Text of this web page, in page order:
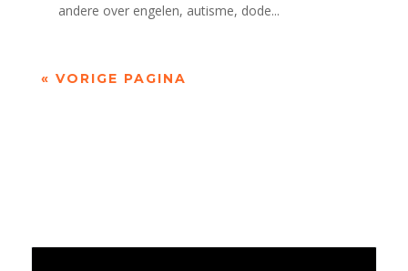
andere over engelen, autisme, dode...
« VORIGE PAGINA